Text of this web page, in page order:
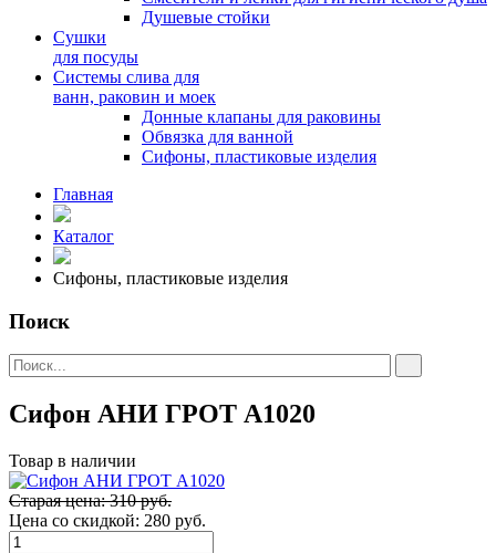
Душевые стойки
Сушки
для посуды
Системы слива для
ванн, раковин и моек
Донные клапаны для раковины
Обвязка для ванной
Сифоны, пластиковые изделия
Главная
Каталог
Сифоны, пластиковые изделия
Поиск
Сифон АНИ ГРОТ А1020
Товар в наличии
Старая цена: 310 руб.
Цена со скидкой: 280 руб.